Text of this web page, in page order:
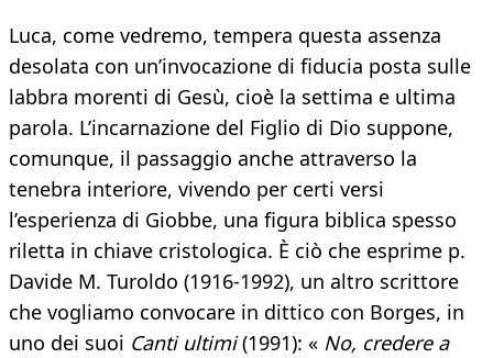
Luca, come vedremo, tempera questa assenza
desolata con un’invocazione di fiducia posta sulle
labbra morenti di Gesù, cioè la settima e ultima
parola. L’incarnazione del Figlio di Dio suppone,
comunque, il passaggio anche attraverso la
tenebra interiore, vivendo per certi versi
l’esperienza di Giobbe, una figura biblica spesso
riletta in chiave cristologica. È ciò che esprime p.
Davide M. Turoldo (1916-1992), un altro scrittore
che vogliamo convocare in dittico con Borges, in
uno dei suoi Canti ultimi(1991): « No, credere a